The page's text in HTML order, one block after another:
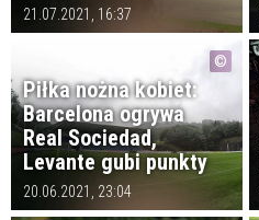
21.07.2021, 16:37
Piłka nożna kobiet:
Barcelona ogrywa
Real Sociedad,
Levante gubi punkty
20.06.2021, 23:04